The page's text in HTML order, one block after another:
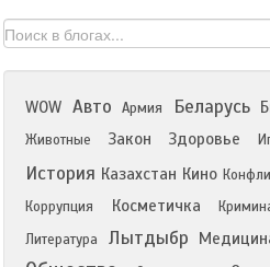
WOW Авто Армия Беларусь
Животные
Закон Здоровье
История Казахстан Кино
Коррупция Косметичка
Литература Лытдыбр